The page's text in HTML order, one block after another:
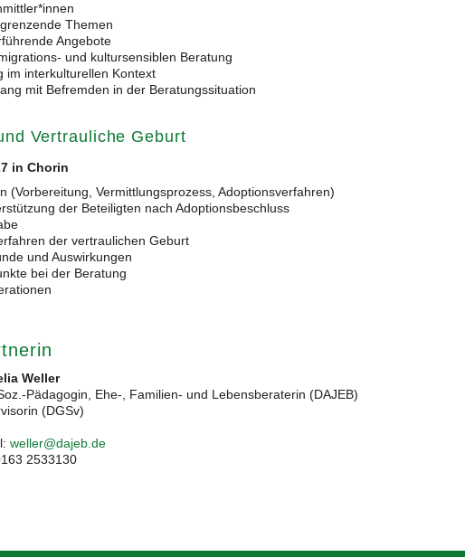
Themen
Angebote
und kultursensiblen Beratung
im interkulturellen Kontext
mit Befremden in der Beratungssituation
Vertrauliche Geburt
in Chorin
(Vorbereitung, Vermittlungsprozess, Adoptionsverfahren)
der Beteiligten nach Adoptionsbeschluss
der vertraulichen Geburt
und Auswirkungen
bei der Beratung
Weller
Pädagogin, Ehe-, Familien- und Lebensberaterin (DAJEB)
(DGSv)
weller@dajeb.de
2533130